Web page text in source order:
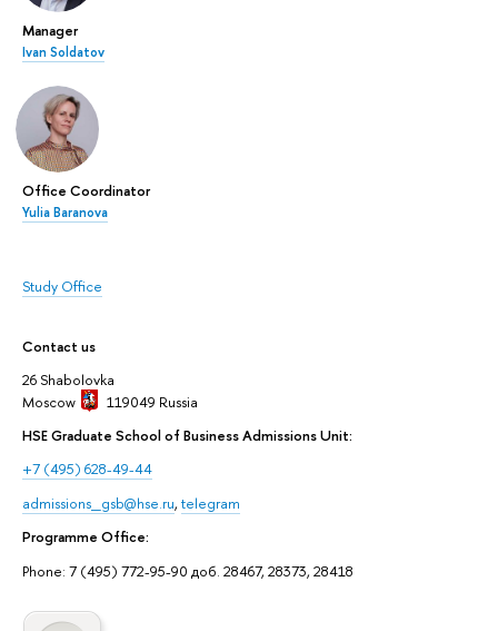
Manager
Ivan Soldatov
Office Coordinator
Yulia Baranova
Study Office
Contact us
26 Shabolovka
Moscow
119049 Russia
HSE Graduate School of Business Admissions Unit:
+7 (495) 628-49-44
admissions_gsb@hse.ru, telegram
Programme Office:
Phone: 7 (495) 772-95-90 доб. 28467, 28373, 28418